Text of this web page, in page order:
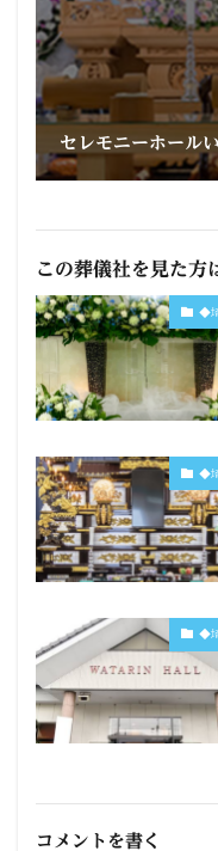
セレモニーホール
この葬儀社を見た方
◆
◆
◆
コメントを書く